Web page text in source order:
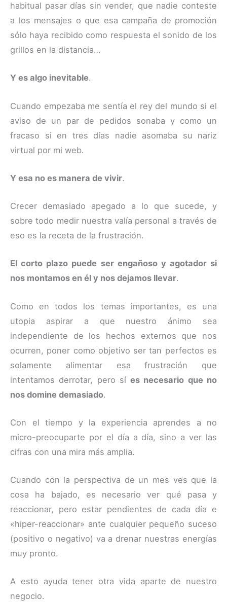
habitual pasar días sin vender, que nadie conteste
a los mensajes o que esa campaña de promoción
sólo haya recibido como respuesta el sonido de los
grillos en la distancia…
Y es algo inevitable.
Cuando empezaba me sentía el rey del mundo si el
aviso de un par de pedidos sonaba y como un
fracaso si en tres días nadie asomaba su nariz
virtual por mi web.
Y esa no es manera de vivir.
Crecer demasiado apegado a lo que sucede, y
sobre todo medir nuestra valía personal a través de
eso es la receta de la frustración.
El corto plazo puede ser engañoso y agotador si
nos montamos en él y nos dejamos llevar.
Como en todos los temas importantes, es una
utopia aspirar a que nuestro ánimo sea
independiente de los hechos externos que nos
ocurren, poner como objetivo ser tan perfectos es
solamente alimentar esa frustración que
intentamos derrotar, pero síes necesario que no
nos domine demasiado.
Con el tiempo y la experiencia aprendes a no
micro-preocuparte por el día a día, sino a ver las
cifras con una mira más amplia.
Cuando con la perspectiva de un mes ves que la
cosa ha bajado, es necesario ver qué pasa y
reaccionar, pero estar pendientes de cada día e
«hiper-reaccionar» ante cualquier pequeño suceso
(positivo o negativo) va a drenar nuestras energías
muy pronto.
A esto ayuda tener otra vida aparte de nuestro
negocio.